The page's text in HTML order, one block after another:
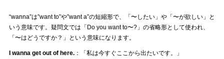
“wanna”は”want to”や”want a”の短縮形で、「〜したい」や「〜が欲しい」と
いう意味です。疑問文では「Do you want to〜?」の省略形として使われ、
「〜はどうですか？」という意味になります。
I wanna get out of here.：「私は今すぐここから出たいです。」